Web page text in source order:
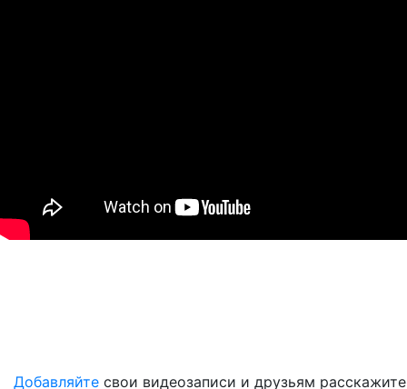
Добавляйте свои видеозаписи и друзьям